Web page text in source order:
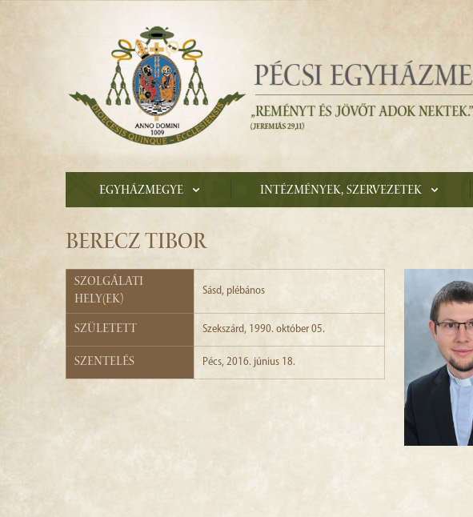
Egyházmegye Intézmények, szervezetek
BERECZ TIBOR
Szolgálati
hely(ek)
Sásd, plébános
Született Szekszárd, 1990. október 05.
Szentelés Pécs, 2016. június 18.